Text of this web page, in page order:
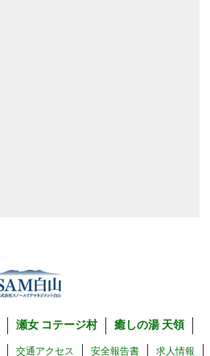
瀬女 コテージ村 癒しの湯 天領
交通アクセス 安全報告書 求人情報